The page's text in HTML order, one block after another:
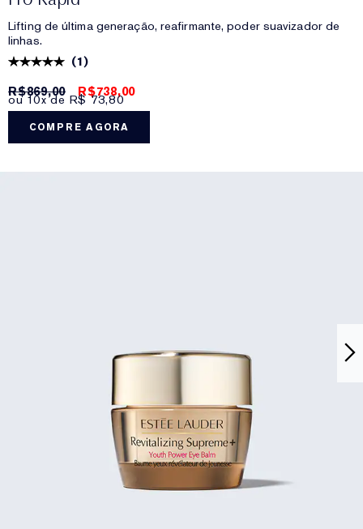
Lifting de última generação, reafirmante, poder suavizador de
linhas.
(1)
R$869,00
R$738,00
ou 10x de R$ 73,80
COMPRE AGORA